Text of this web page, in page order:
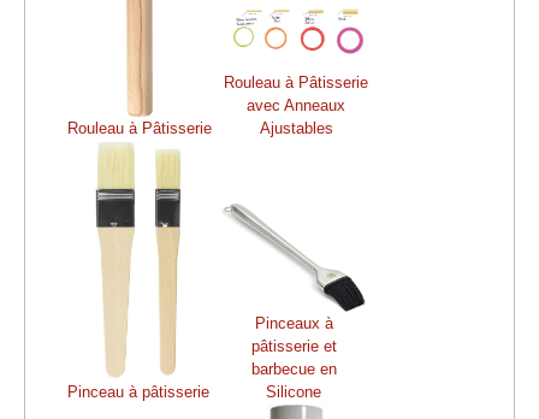
Rouleau à Pâtisserie
Rouleau à Pâtisserie
avec Anneaux
Ajustables
Pinceau à pâtisserie
Pinceaux à
pâtisserie et
barbecue en
Silicone